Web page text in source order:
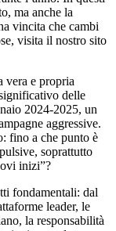
ma anche la
vincita che cambi
visita il nostro sito
vera e propria
delle
2024‑2025, un
aggressive.
fino a che punto è
soprattutto
inizi”?
fondamentali: dal
leader, le
la responsabilità